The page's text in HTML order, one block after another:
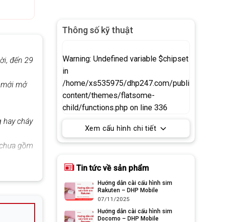
đến 29
mở
hay cháy
gồm
toàn
Thông số kỹ thuật
Warning: Undefined variable $chipset
in
/home/xs535975/dhp247.com/public_html/
content/themes/flatsome-
child/functions.phpon line 336
Xem cấu hình chi tiết
Tin tức về sản phẩm
Hướng dẫn cài cấu hình sim
Rakuten – DHP Mobile
07/11/2025
Hướng dẫn cài cấu hình sim
Docomo – DHP Mobile